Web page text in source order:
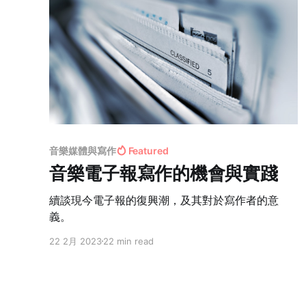
音樂媒體與寫作 Featured
音樂電子報寫作的機會與實踐
續談現今電子報的復興潮，及其對於寫作者的意
義。
22 2月 202322 min read